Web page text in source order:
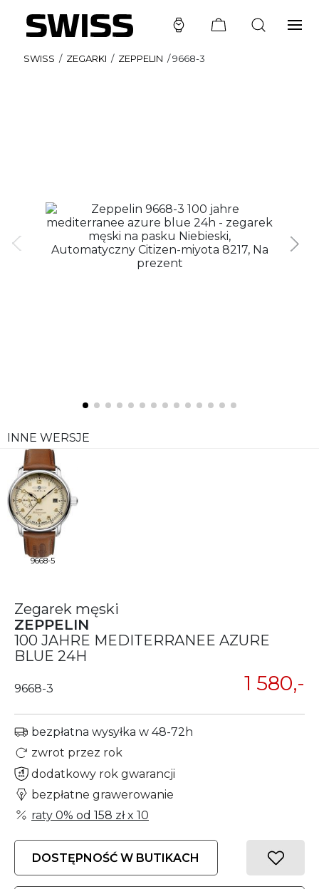
SWISS / ZEGARKI / ZEPPELIN /9668-3
INNE WERSJE
9668-5
Zegarek męski
ZEPPELIN
100 JAHRE MEDITERRANEE AZURE
BLUE 24H
9668-3 1 580,-
bezpłatna wysyłka w 48-72h
zwrot przez rok
dodatkowy rok gwarancji
bezpłatne grawerowanie
raty 0% od 158 złx 10
DOSTĘPNOŚĆ W BUTIKACH